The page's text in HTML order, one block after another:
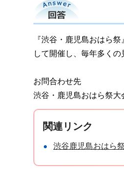
回答
『渋谷・鹿児島おはら
して開催し、毎年多くの
お問合わせ先
渋谷・鹿児島おはら祭
関連リンク
渋谷鹿児島おはら